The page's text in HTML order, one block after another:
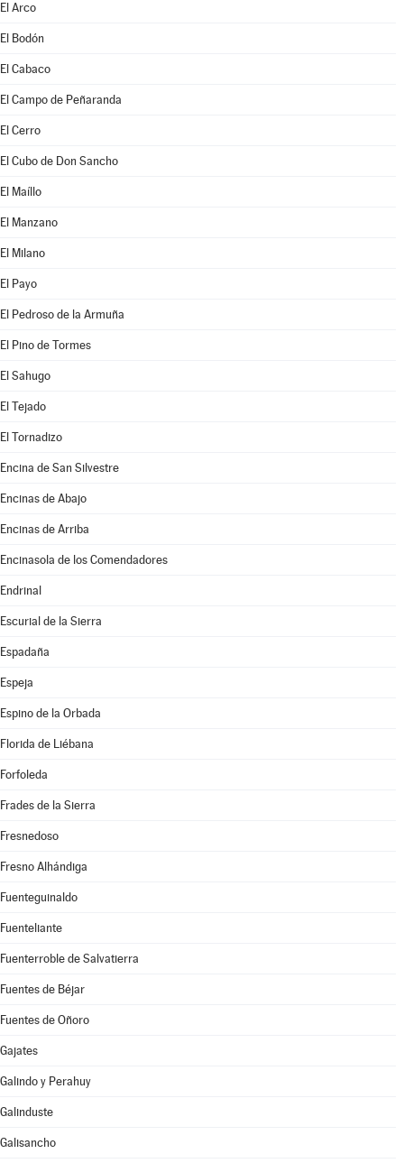
El Arco
El Bodón
El Cabaco
El Campo de Peñaranda
El Cerro
El Cubo de Don Sancho
El Maíllo
El Manzano
El Milano
El Payo
El Pedroso de la Armuña
El Pino de Tormes
El Sahugo
El Tejado
El Tornadizo
Encina de San Silvestre
Encinas de Abajo
Encinas de Arriba
Encinasola de los Comendadores
Endrinal
Escurial de la Sierra
Espadaña
Espeja
Espino de la Orbada
Florida de Liébana
Forfoleda
Frades de la Sierra
Fresnedoso
Fresno Alhándiga
Fuenteguinaldo
Fuenteliante
Fuenterroble de Salvatierra
Fuentes de Béjar
Fuentes de Oñoro
Gajates
Galindo y Perahuy
Galinduste
Galisancho